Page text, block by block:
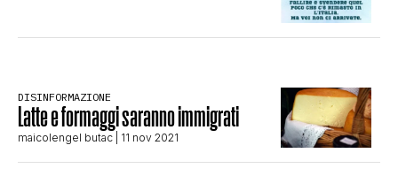
INTRATTENIMENTO
DISINFORMAZIONE
Latte e formaggi saranno immigrati
maicolengel butac | 11 nov 2021